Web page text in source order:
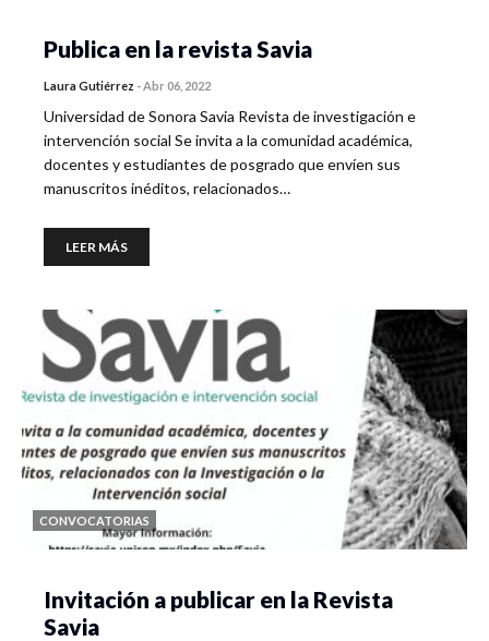
Publica en la revista Savia
Laura Gutiérrez -Abr 06, 2022
Universidad de Sonora Savia Revista de investigación e
intervención social Se invita a la comunidad académica,
docentes y estudiantes de posgrado que envíen sus
manuscritos inéditos, relacionados…
LEER MÁS
CONVOCATORIAS
Invitación a publicar en la Revista
Savia